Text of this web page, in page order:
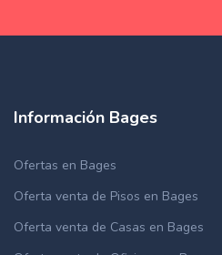
Información Bages
Ofertas en Bages
Oferta venta de Pisos en Bages
Oferta venta de Casas en Bages